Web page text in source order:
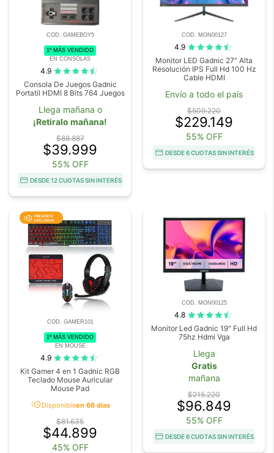
COD. GAMEBOY5
1º MÁS VENDIDO
EN CONSOLAS
4.9
Consola De Juegos Gadnic
Portatil HDMI 8 Bits 764 Juegos
Llega mañana o
¡Retiralo mañana!
$88.887
$39.999
55% OFF
DESDE 12 CUOTAS SIN INTERÉS
COD. MON00127
4.9
Monitor LED Gadnic 27" Alta
Resolución IPS Full Hd 100 Hz
Cable HDMI
Envío a todo el país
$509.220
$229.149
55% OFF
DESDE 6 CUOTAS SIN INTERÉS
COD. GAMER101
1º MÁS VENDIDO
EN MOUSE
4.9
Kit Gamer 4 en 1 Gadnic RGB
Teclado Mouse Auricular
Mouse Pad
acuteDisponibleen 66 días
$81.635
$44.899
45% OFF
COD. MON00125
4.8
Monitor Led Gadnic 19" Full Hd
75hz Hdmi Vga
Llega
Gratis
mañana
$215.220
$96.849
55% OFF
DESDE 6 CUOTAS SIN INTERÉS